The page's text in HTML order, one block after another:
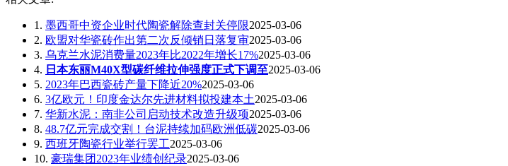
1. 墨西哥中资企业时代陶瓷解除查封关停限2025-03-06
2. 欧盟对华瓷砖作出第二次反倾销日落复审2025-03-06
3. 乌克兰水泥消费量2023年比2022年增长17%2025-03-06
4. 日本东丽M40X型碳纤维拉伸强度正式下调至2025-03-06
5. 2023年巴西瓷砖产量下降近20%2025-03-06
6. 3亿欧元！印度金达尔先进材料拟投建本土2025-03-06
7. 华新水泥：南非公司启动技术改造升级项2025-03-06
8. 48.7亿元完成交割！台泥持续加码欧洲低碳2025-03-06
9. 西班牙陶瓷行业举行罢工2025-03-06
10. 豪瑞集团2023年业绩创纪录2025-03-06